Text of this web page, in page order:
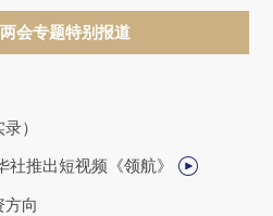
会专题特别报道
）
社推出短视频《领航》
向